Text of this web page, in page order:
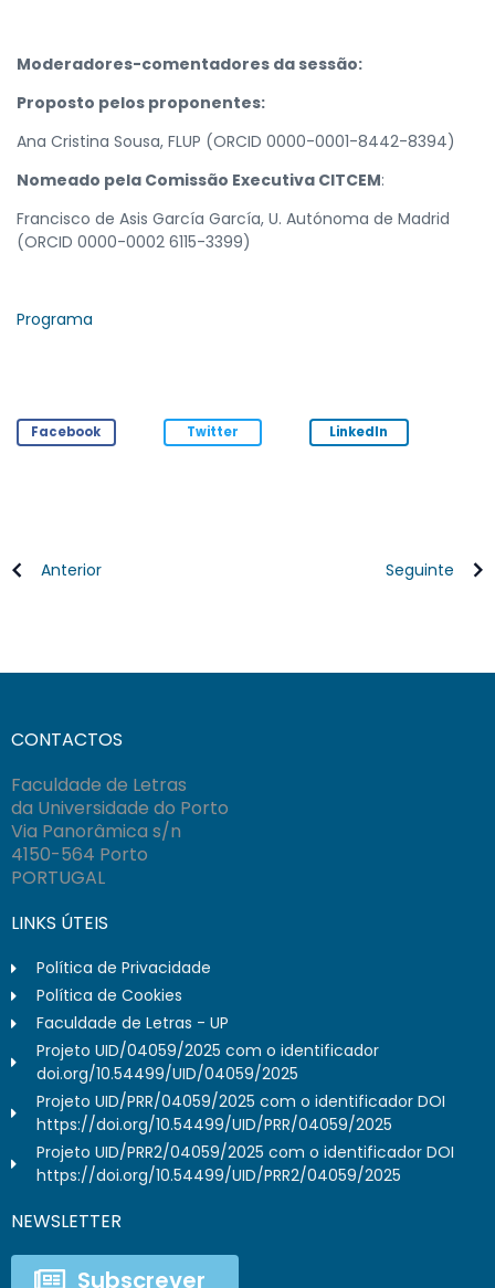
Moderadores-comentadores da sessão:
Proposto pelos proponentes:
Ana Cristina Sousa, FLUP (ORCID 0000-0001-8442-8394)
Nomeado pela Comissão Executiva CITCEM:
Francisco de Asis García García, U. Autónoma de Madrid
(ORCID 0000-0002 6115-3399)
Programa
Facebook Twitter LinkedIn
Anterior Seguinte
CONTACTOS
Faculdade de Letras
da Universidade do Porto
Via Panorâmica s/n
4150-564 Porto
PORTUGAL
LINKS ÚTEIS
Política de Privacidade
Política de Cookies
Faculdade de Letras - UP
Projeto UID/04059/2025 com o identificador
doi.org/10.54499/UID/04059/2025
Projeto UID/PRR/04059/2025 com o identificador DOI
https://doi.org/10.54499/UID/PRR/04059/2025
Projeto UID/PRR2/04059/2025 com o identificador DOI
https://doi.org/10.54499/UID/PRR2/04059/2025
NEWSLETTER
Subscrever